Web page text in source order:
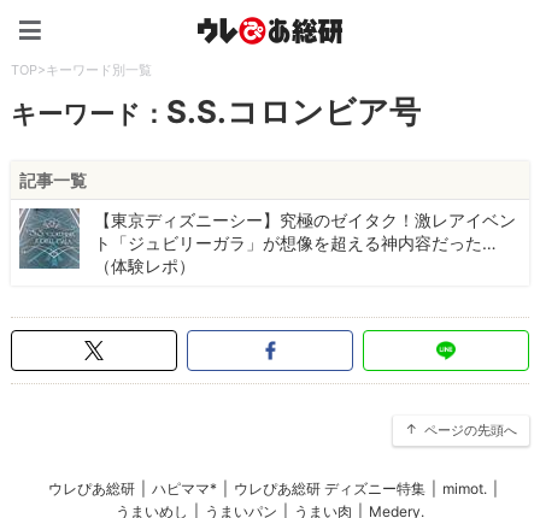
TOP>キーワード別一覧
キーワード： S.S.コロンビア号
記事一覧
【東京ディズニーシー】究極のゼイタク！激レアイベン
ト「ジュビリーガラ」が想像を超える神内容だった…
（体験レポ）
ページの先頭へ
ウレぴあ総研 ハピママ* ウレぴあ総研 ディズニー特集 mimot.
うまいめし
うまいパン うまい肉 Medery.